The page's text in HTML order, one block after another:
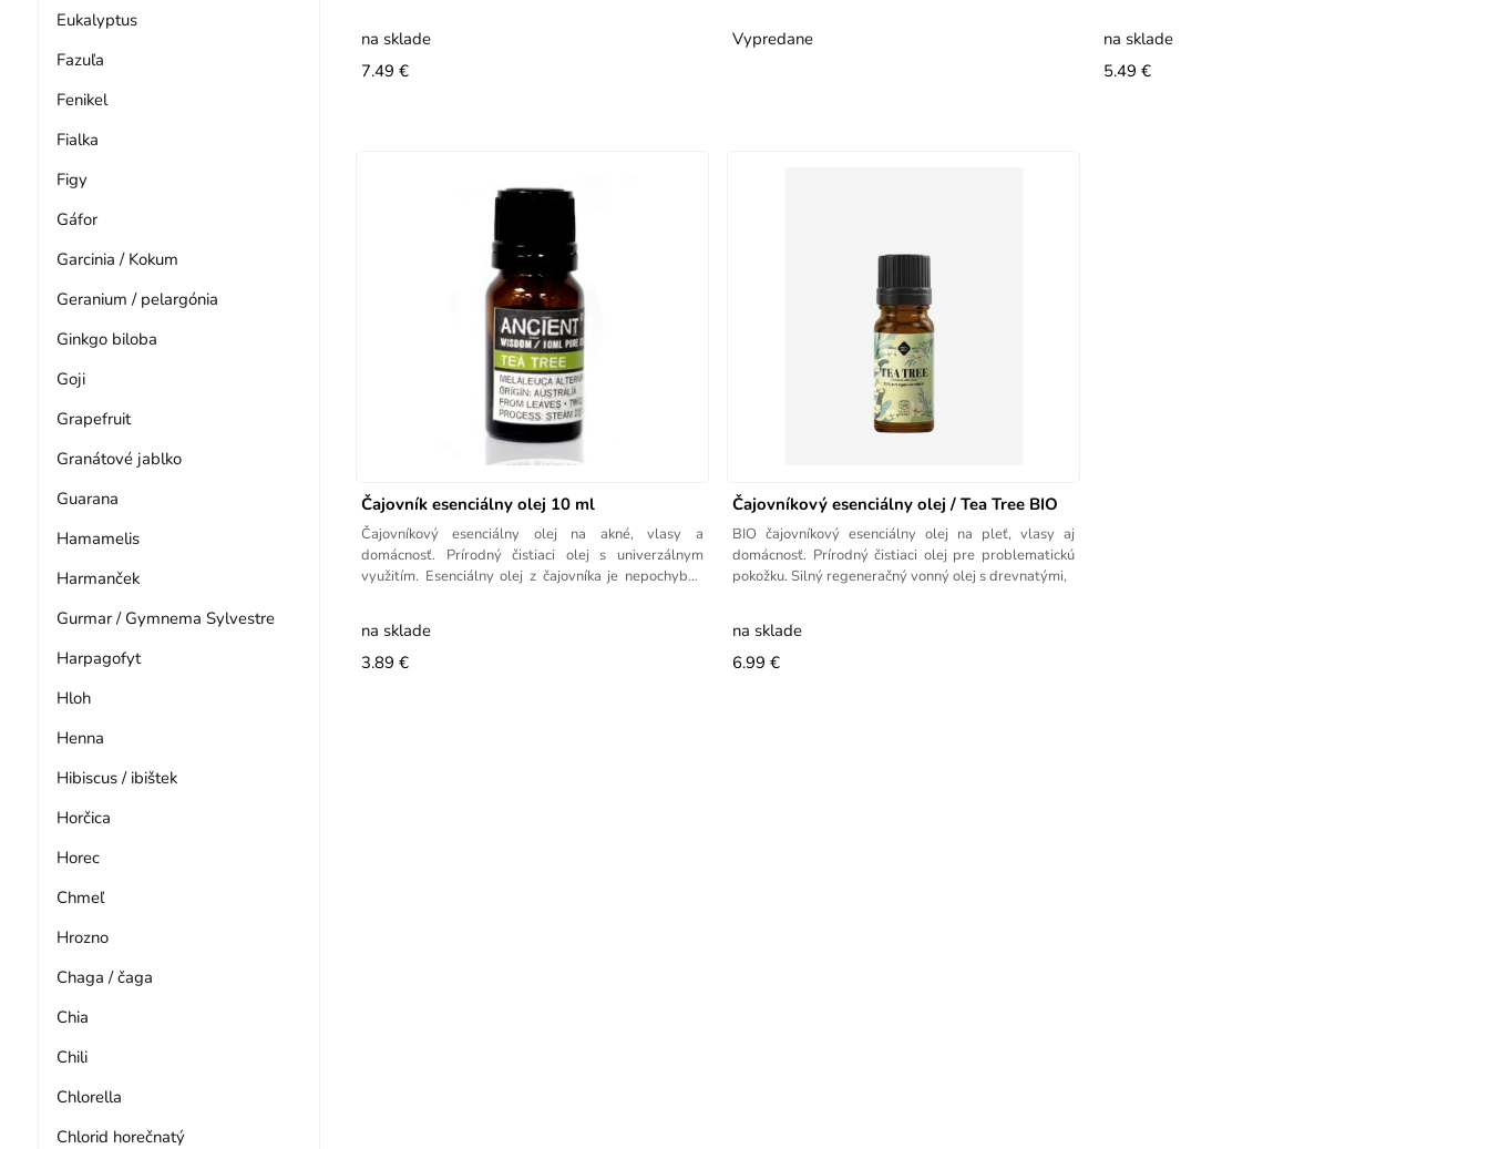
Eukalyptus
Fazuľa
Fenikel
Fialka
Figy
Gáfor
Garcinia / Kokum
Geranium / pelargónia
Ginkgo biloba
Goji
Grapefruit
Granátové jablko
Guarana
Hamamelis
Harmanček
Gurmar / Gymnema Sylvestre
Harpagofyt
Hloh
Henna
Hibiscus / ibištek
Horčica
Horec
Chmeľ
Hrozno
Chaga / čaga
Chia
Chili
Chlorella
Chlorid horečnatý
na sklade
7.49 €
Vypredane
na sklade
5.49 €
Čajovník esenciálny olej 10 ml
Čajovníkový esenciálny olej na akné, vlasy a
domácnosť. Prírodný čistiaci olej s univerzálnym
využitím. Esenciálny olej z čajovníka je nepochybne
na sklade
3.89 €
Čajovníkový esenciálny olej / Tea Tree BIO
BIO čajovníkový esenciálny olej na pleť, vlasy aj
domácnosť. Prírodný čistiaci olej pre problematickú
pokožku. Silný regeneračný vonný olej s drevnatými,
na sklade
6.99 €